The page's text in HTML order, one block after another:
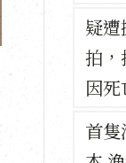
疑
拍，
因死
首